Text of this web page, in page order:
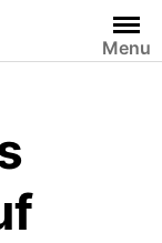
Menu